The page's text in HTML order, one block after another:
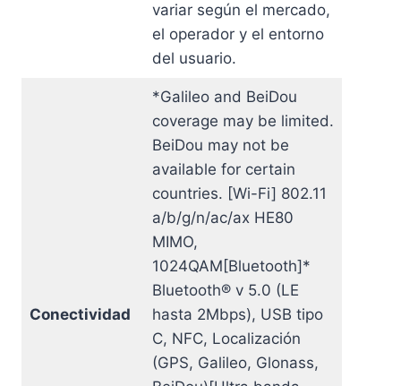
variar según el mercado,
el operador y el entorno
del usuario.
Conectividad
*Galileo and BeiDou
coverage may be limited.
BeiDou may not be
available for certain
countries. [Wi-Fi] 802.11
a/b/g/n/ac/ax HE80
MIMO,
1024QAM[Bluetooth]*
Bluetooth® v 5.0 (LE
hasta 2Mbps), USB tipo
C, NFC, Localización
(GPS, Galileo, Glonass,